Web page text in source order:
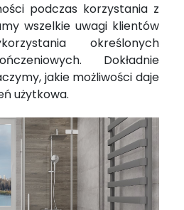
podczas korzystania z
wszelkie uwagi klientów
określonych
Dokładnie
jakie możliwości daje
użytkowa.